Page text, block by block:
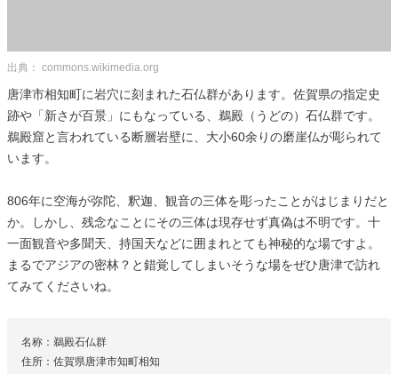
出典： commons.wikimedia.org
唐津市相知町に岩穴に刻まれた石仏群があります。佐賀県の指定史
跡や「新さが百景」にもなっている、鵜殿（うどの）石仏群です。
鵜殿窟と言われている断層岩壁に、大小60余りの磨崖仏が彫られて
います。
806年に空海が弥陀、釈迦、観音の三体を彫ったことがはじまりだと
か。しかし、残念なことにその三体は現存せず真偽は不明です。十
一面観音や多聞天、持国天などに囲まれとても神秘的な場ですよ。
まるでアジアの密林？と錯覚してしまいそうな場をぜひ唐津で訪れ
てみてくださいね。
名称：鵜殿石仏群
住所：佐賀県唐津市知町相知